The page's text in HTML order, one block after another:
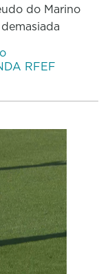
do Marino
RFEF